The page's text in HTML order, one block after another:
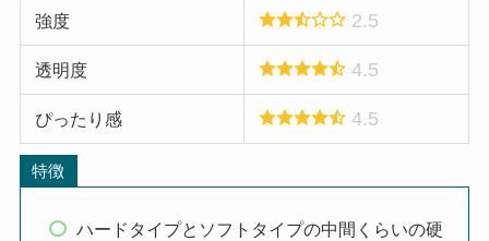
強度 2.5
透明度 4.5
ぴったり感 4.5
特徴
ハードタイプとソフトタイプの中間くらいの硬